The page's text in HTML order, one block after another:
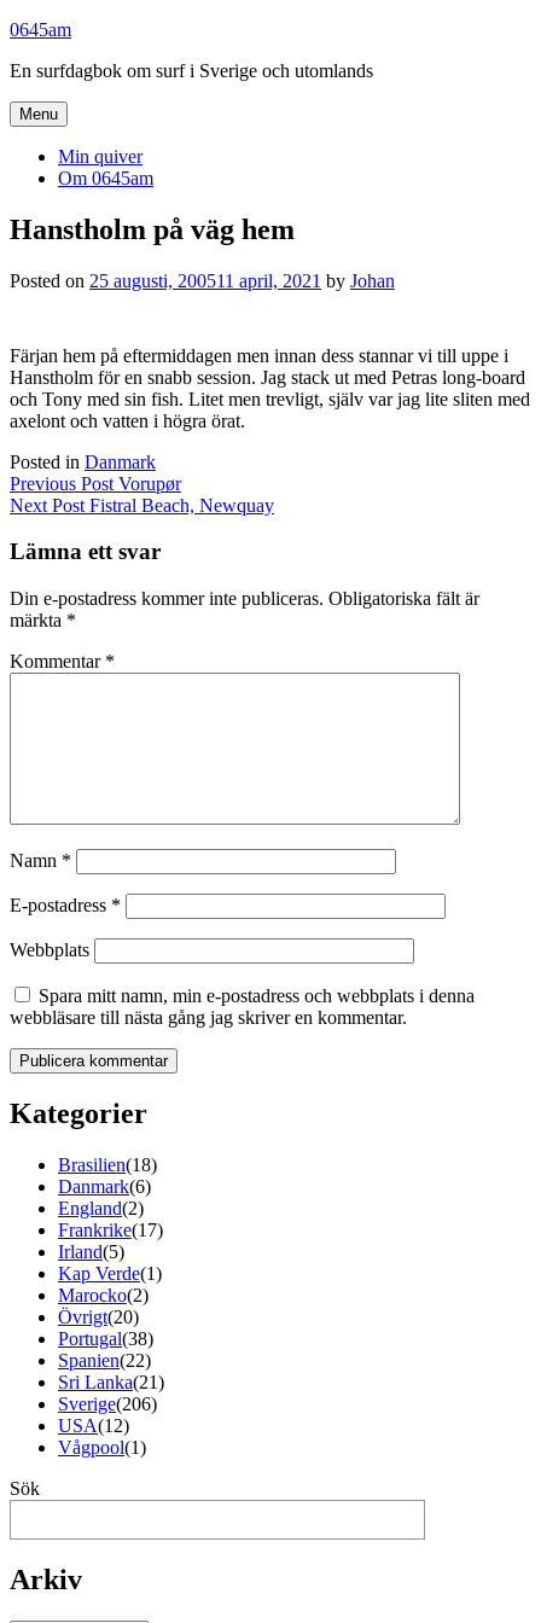
Skip
content
0645am
En surfdagbok om surf i Sverige och utomlands
Menu
Min quiver
Om 0645am
Hanstholm på väg hem
Posted on 25 augusti, 200511 april, 2021 by Johan
Färjan hem på eftermiddagen men innan dess stannar vi till uppe i
Hanstholm för en snabb session. Jag stack ut med Petras long-board
och Tony med sin fish. Litet men trevligt, själv var jag lite sliten med
axelont och vatten i högra örat.
Posted in Danmark
Inläggsnavigering
Previous Post Vorupør
Next Post Fistral Beach, Newquay
Lämna ett svar
Din e-postadress kommer inte publiceras. Obligatoriska fält är
märkta *
Kommentar *
Namn *
E-postadress *
Webbplats
Spara mitt namn, min e-postadress och webbplats i denna
webbläsare till nästa gång jag skriver en kommentar.
Kategorier
Brasilien(18)
Danmark(6)
England(2)
Frankrike(17)
Irland(5)
Kap Verde(1)
Marocko(2)
Övrigt(20)
Portugal(38)
Spanien(22)
Sri Lanka(21)
Sverige(206)
USA(12)
Vågpool(1)
Sök
Arkiv